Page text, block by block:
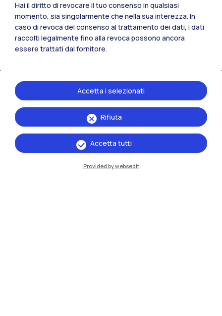
Lecco
Mantova
Xi'an
Naviga il sito
Risorse
Hai il diritto di revocare il tuo consenso in qualsiasi
momento, sia singolarmente che nella sua interezza. In
caso di revoca del consenso al trattamento dei dati, i dati
raccolti legalmente fino alla revoca possono ancora
essere trattati dal fornitore.
Rifiuta
Accetta i selezionati
Accetta tutti
Provided by websedit